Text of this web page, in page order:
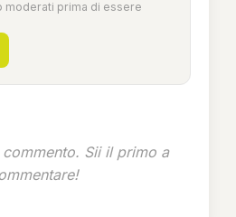
moderati prima di essere
Sii il primo a